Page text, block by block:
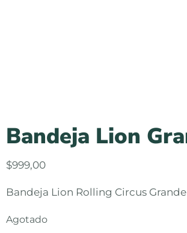
Bandeja Lion
$999,00
Bandeja Lion Rolling Circus
Agotado